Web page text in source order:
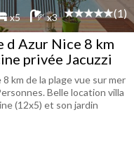
x5 x3 (1)
d Azur Nice 8 km
privée Jacuzzi
km de la plage vue sur mer
Belle location villa
(12x5) et son jardin